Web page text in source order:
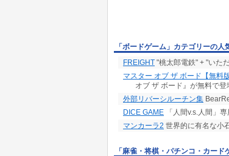
「ボードゲーム」カテゴリーの人
FREIGHT "桃太郎電鉄" + "いた
マスター オブ ザ ボード【無料版
オブ ザ ボード』が無料で登
外部リバーシルーチン集
DICE GAME 「人間v.s.人間」
マンカーラ2 世界的に有名な小
「麻雀・将棋・パチンコ・カー